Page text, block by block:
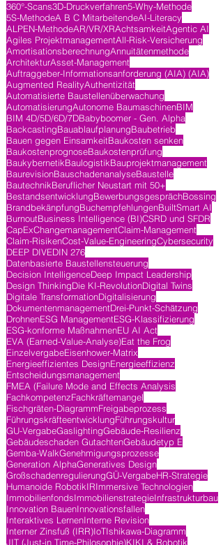
360°-Scans3D-Druckverfahren5-Why-Methode
5S-MethodeA B C MitarbeitendeAI-Literacy
ALPEN-MethodeAR/VR/XRAchtsamkeitAgentic AI
Agiles ProjektmanagementAll-Risk-Versicherung
AmortisationsberechnungAnnuitätenmethode
ArchitekturAsset-Management
Auftraggeber-Informationsanforderung (AIA) (AIA)
Augmented RealityAuthentizität
Automatisierte Baustellenüberwachung
AutomatisierungAutonome BaumaschinenBIM
BIM 4D/5D/6D/7DBabyboomer - Gen. Alpha
BackcastingBauablaufplanungBaubetrieb
Bauen gegen EinsamkeitBaukosten senken
BaukostenprognoseBaukostenprüfung
BaukybernetikBaulogistikBauprojektmanagement
BaurevisionBauschadenanalyseBaustelle
BautechnikBeruflicher Neustart mit 50+
BestandsentwicklungBewerbungsgesprächBossing
BrandbekänpfungBuchempfehlungenBuiltSmart AI
BurnoutBusiness Intelligence (BI)CSRD und SFDR
CapExChangemanagementClaim-Management
Claim-RisikenCost-Value-EngineeringCybersecurity
DEEP DIVEDIN 276
Datenbasierte Baustellensteuerung
Decision IntelligenceDeep Impact Leadership
Design ThinkingDie KI-RevolutionDigital Twins
Digitale TransformationDigitalisierung
DokumentenmanagementDrei-Punkt-Schätzung
DrohnenESG ManagementESG-Klassifizierung
ESG-konforme MaßnahmenEU AI Act
EVA (Earned-Value-Analyse)Eat the Frog
EinzelvergabeEisenhower-Matrix
Energieeffizientes DesignEnergieeffizienz
Entscheidungsmanagement
FMEA (Failure Mode and Effects Analysis
FachkompetenzFachkräftemangel
Fischgräten-DiagrammFreigabeprozess
FührungskräfteentwicklungFührungskultur
GU-VergabeGaslightingGebäude-Resilienz
Gebäudeschaden GutachtenGebäudetyp E
Gemba-WalkGenehmigungsprozesse
Generation AlphaGeneratives Design
GroßschadenregulierungGÜ-VergabeHR-Strategie
Humanoide RobotikIRImmersive Technologien
ImmobilienfondsImmobilienstrategieInfrastrukturbau
Innovation BauenInnovationsfallen
Interaktives LernenInterne Revision
Interner Zinsfuß (IRR)IoTIshikawa-Diagramm
JIT (Just-in Time-Philosophie)KIKI & Robotik